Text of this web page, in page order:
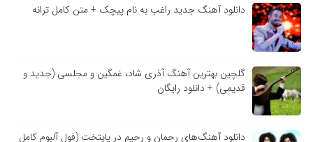
دانلود آهنگ جدید راغب به نام پیچک + متن کامل ترانه
گلچین بهترین آهنگ آذری شاد، غمگین و مجلسی (جدید و
قدیمی) + دانلود رایگان
دانلود آهنگ‌های رحمان و رحیم در پایتخت (فول آلبوم کامل